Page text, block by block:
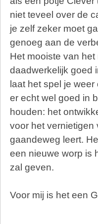
niet teveel over de
je zelf zeker moet
genoeg aan de
Het mooiste van
daadwerkelijk goed
laat het spel je
er echt wel goed in
houden: het
voor het vernietigen
gaandeweg leert.
een nieuwe worp is
zal geven.
Voor mij is het een